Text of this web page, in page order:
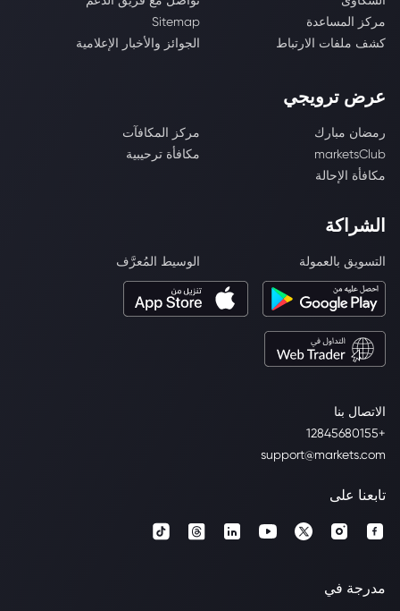
الاتصال بنا
+12845680155
support@markets.com
مركز المساعدة
Sitemap
كشف ملفات الارتباط
الجوائز والأخبار الإعلامية
عرض ترويجي
رمضان مبارك
مركز المكافآت
marketsClub
مكافأة ترحيبية
مكافأة الإحالة
الشراكة
التسويق بالعمولة الوسيط المُعرَّف
تابعنا على
مدرجة في